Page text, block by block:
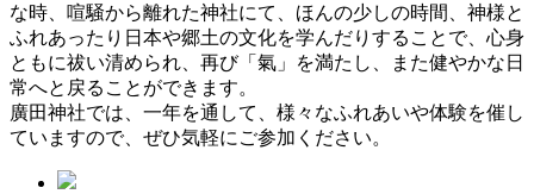
な時、喧騒から離れた神社にて、ほんの少しの時間、神様と
ふれあったり日本や郷土の文化を学んだりすることで、心身
ともに祓い清められ、再び「氣」を満たし、また健やかな日
常へと戻ることができます。
廣田神社では、一年を通して、様々なふれあいや体験を催し
ていますので、ぜひ気軽にご参加ください。